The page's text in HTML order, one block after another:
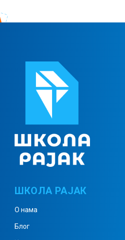
Примена особина
множења у скупу N
Бројевни изрази
ШКОЛА РАЈАК
О нама
Блог